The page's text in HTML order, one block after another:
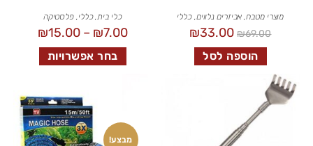
מוצרי מטבח, אביזרים נלווים ,כללי
₪69.00
₪33.00
הוספה לסל
כלי בית ,כללי פלסטיקה
₪7.00
–
₪15.00
בחר אפשרויות
מבצע!